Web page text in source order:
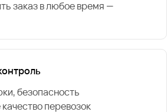
заказ в любое время —
безопасность
перевозок